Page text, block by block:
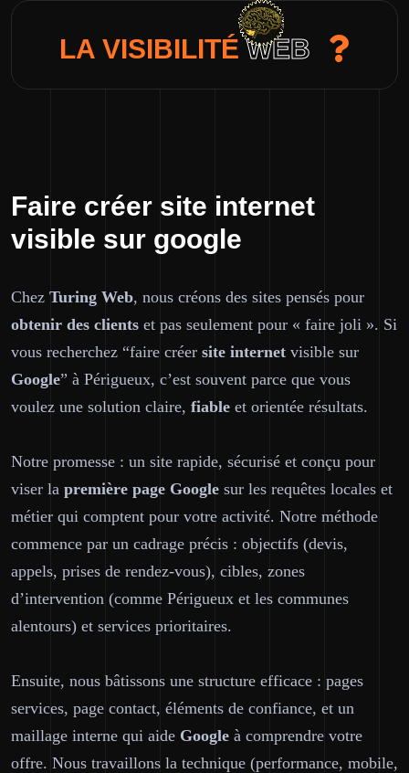
LA VISIBILITÉWEB
Faire créer site internet
visible sur google
Chez Turing Web, nous créons des sites pensés pour
obtenir des clients et pas seulement pour « faire joli ». Si
vous recherchez “faire créer site internet visible sur
Google” à Périgueux, c’est souvent parce que vous
voulez une solution claire, fiable et orientée résultats.
Notre promesse : un site rapide, sécurisé et conçu pour
viser la première page Google sur les requêtes locales et
métier qui comptent pour votre activité. Notre méthode
commence par un cadrage précis : objectifs (devis,
appels, prises de rendez-vous), cibles, zones
d’intervention (comme Périgueux et les communes
alentours) et services prioritaires.
Ensuite, nous bâtissons une structure efficace : pages
services, page contact, éléments de confiance, et un
maillage interne qui aide Google à comprendre votre
offre. Nous travaillons la technique (performance, mobile,